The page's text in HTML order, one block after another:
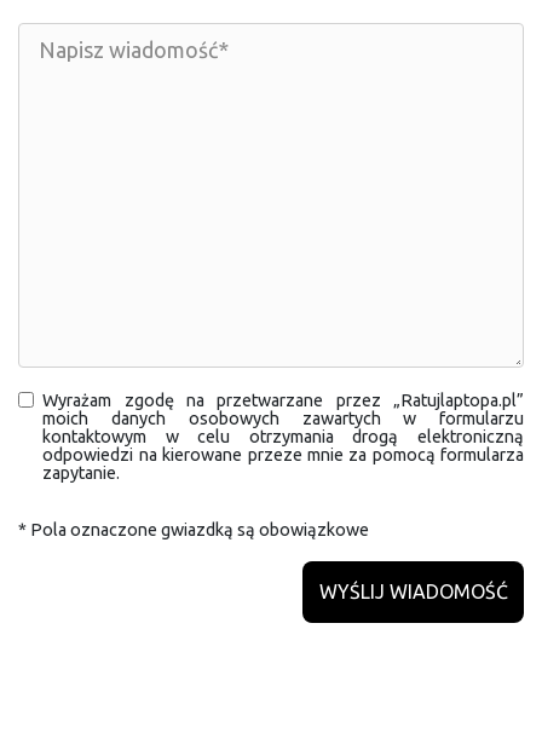
Wyrażam zgodę na przetwarzane przez „Ratujlaptopa.pl”
moich danych osobowych zawartych w formularzu
kontaktowym w celu otrzymania drogą elektroniczną
odpowiedzi na kierowane przeze mnie za pomocą formularza
zapytanie.
* Pola oznaczone gwiazdką są obowiązkowe